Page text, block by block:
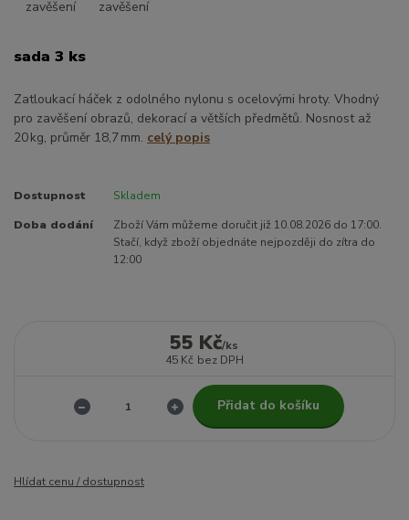
sada 3 ks
Zatloukací háček z odolného nylonu s ocelovými hroty. Vhodný
pro zavěšení obrazů, dekorací a větších předmětů. Nosnost až
20 kg, průměr 18,7 mm. celý popis
Dostupnost Skladem
Doba dodání
Zboží Vám můžeme doručit již 10.08.2026 do 17:00.
Stačí, když zboží objednáte nejpozději do zítra do
12:00
55 Kč/ks
45 Kč bez DPH
Přidat do košíku
Hlídat cenu / dostupnost